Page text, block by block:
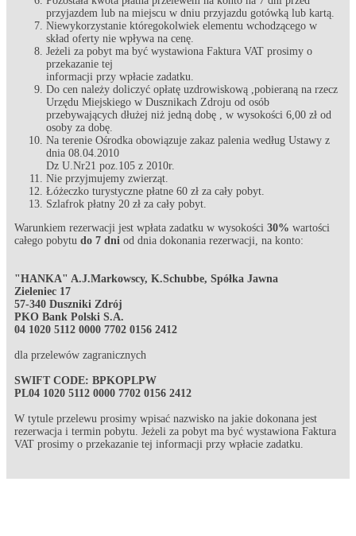
przyjazdem lub na miejscu w dniu przyjazdu gotówką lub kartą.
Niewykorzystanie któregokolwiek elementu wchodzącego w
skład oferty nie wpływa na cenę.
Jeżeli za pobyt ma być wystawiona Faktura VAT prosimy o
przekazanie tej
informacji przy wpłacie zadatku.
Do cen należy doliczyć opłatę uzdrowiskową ,pobieraną na rzecz
Urzędu Miejskiego w Dusznikach Zdroju od osób
przebywających dłużej niż jedną dobę , w wysokości 6,00 zł od
osoby za dobę.
Na terenie Ośrodka obowiązuje zakaz palenia według Ustawy z
dnia 08.04.2010
Dz U.Nr21 poz.105 z 2010r.
Nie przyjmujemy zwierząt.
Łóżeczko turystyczne płatne 60 zł za cały pobyt.
Szlafrok płatny 20 zł za cały pobyt.
Warunkiem rezerwacji jest wpłata zadatku w wysokości 30% wartości
całego pobytu do 7 dni od dnia dokonania rezerwacji, na konto:
"HANKA" A.J.Markowscy, K.Schubbe, Spółka Jawna
Zieleniec 17
57-340 Duszniki Zdrój
PKO Bank Polski S.A.
04 1020 5112 0000 7702 0156 2412
dla przelewów zagranicznych
SWIFT CODE: BPKOPLPW
PL04 1020 5112 0000 7702 0156 2412
W tytule przelewu prosimy wpisać nazwisko na jakie dokonana jest
rezerwacja i termin pobytu. Jeżeli za pobyt ma być wystawiona Faktura
VAT prosimy o przekazanie tej informacji przy wpłacie zadatku.